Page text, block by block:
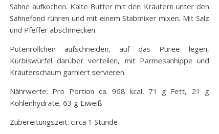
Sahne aufkochen. Kalte Butter mit den Kräutern unter den
Sahnefond rühren und mit einem Stabmixer mixen. Mit Salz
und Pfeffer abschmecken.
Putenröllchen aufschneiden, auf das Püree legen,
Kürbiswürfel darüber verteilen, mit Parmesanhippe und
Kräuterschaum garniert servieren.
Nährwerte: Pro Portion ca. 968 kcal, 71 g Fett, 21 g
Kohlenhydrate, 63 g Eiweiß
Zubereitungszeit: circa 1 Stunde